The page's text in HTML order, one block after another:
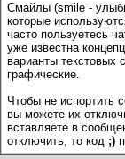
Смайлы (smile -
которые
часто пользуетесь
уже известна
варианты текстовых
графические.
Чтобы не испортить
вы можете их
вставляете в
отключить, то код ;)